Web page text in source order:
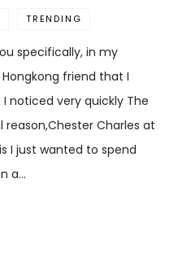
TRENDING
specifically, in my
friend that I
noticed very quickly The
Charles at
I just wanted to spend
a…